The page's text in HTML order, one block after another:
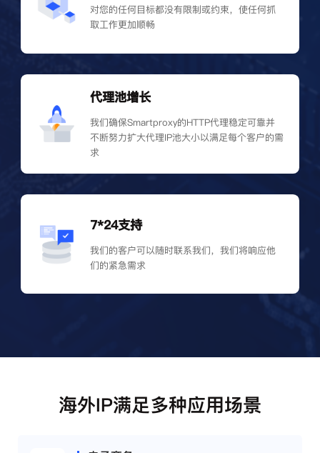
对您的任何目标都没有限制或约束，使任何抓
取工作更加顺畅
代理池增长
我们确保Smartproxy的HTTP代理稳定可靠并
不断努力扩大代理IP池大小以满足每个客户的需
求
7*24支持
我们的客户可以随时联系我们，我们将响应他
们的紧急需求
海外IP满足多种应用场景